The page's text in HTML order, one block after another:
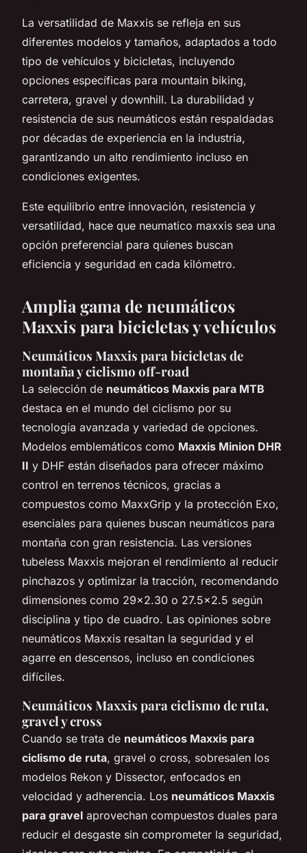
La versatilidad de Maxxis se refleja en sus
diferentes modelos y tamaños, adaptados a todo
tipo de vehículos y bicicletas, incluyendo
opciones específicas para mountain biking,
carretera, gravel y downhill. La durabilidad y
resistencia de sus neumáticos están respaldadas
por décadas de experiencia en la industria,
garantizando un alto rendimiento incluso en
condiciones exigentes.
Este equilibrio entre innovación, resistencia y
versatilidad, hace que neumatico maxxis sea una
opción preferencial para quienes buscan
eficiencia y seguridad en cada kilómetro.
Amplia gama de neumáticos
Maxxis para bicicletas y vehículos
Neumáticos Maxxis para bicicletas de
montaña y ciclismo off-road
La selección de neumáticos Maxxis para MTB
destaca en el mundo del ciclismo por su
tecnología avanzada y variedad de opciones.
Modelos emblemáticos como Maxxis Minion DHR
II y DHF están diseñados para ofrecer máximo
control en terrenos técnicos, gracias a
compuestos como MaxxGrip y la protección Exo,
esenciales para quienes buscan neumáticos para
montaña con gran resistencia. Las versiones
tubeless Maxxis mejoran el rendimiento al reducir
pinchazos y optimizar la tracción, recomendando
dimensiones como 29x2.30 o 27.5x2.5 según
disciplina y tipo de cuadro. Las opiniones sobre
neumáticos Maxxis resaltan la seguridad y el
agarre en descensos, incluso en condiciones
difíciles.
Neumáticos Maxxis para ciclismo de ruta,
gravel y cross
Cuando se trata de neumáticos Maxxis para
ciclismo de ruta, gravel o cross, sobresalen los
modelos Rekon y Dissector, enfocados en
velocidad y adherencia. Los neumáticos Maxxis
para gravel aprovechan compuestos duales para
reducir el desgaste sin comprometer la seguridad,